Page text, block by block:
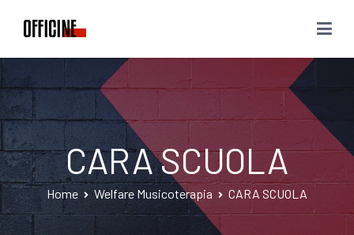
contenuto
CARA SCUOLA
Home Welfare Musicoterapia CARA SCUOLA